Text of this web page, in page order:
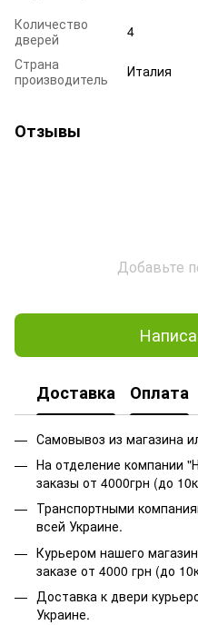
Количество
дверей
4
Страна
производитель
Италия
Отзывы
Добавьте
Доставка Оплата
Самовывоз из магазина
На отделение компании
заказы от 4000грн (до
Транспортными
всей Украине.
Курьером нашего
заказе от 4000 грн (до
Доставка к двери
Украине.